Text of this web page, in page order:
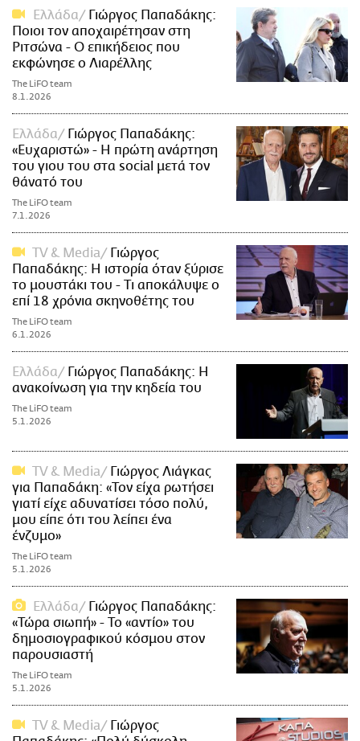
Ελλάδα
Γιώργος Παπαδάκης:
Ποιοι τον αποχαιρέτησαν στη
Ριτσώνα - Ο επικήδειος που
εκφώνησε ο Λιαρέλλης
The LiFO team
8.1.2026
Ελλάδα
Γιώργος Παπαδάκης:
«Ευχαριστώ» - Η πρώτη ανάρτηση
του γιου του στα social μετά τον
θάνατό του
The LiFO team
7.1.2026
TV & Media
Γιώργος
Παπαδάκης: Η ιστορία όταν ξύρισε
το μουστάκι του - Τι αποκάλυψε ο
επί 18 χρόνια σκηνοθέτης του
The LiFO team
6.1.2026
Ελλάδα
Γιώργος Παπαδάκης: Η
ανακοίνωση για την κηδεία του
The LiFO team
5.1.2026
TV & Media
Γιώργος Λιάγκας
για Παπαδάκη: «Τον είχα ρωτήσει
γιατί είχε αδυνατίσει τόσο πολύ,
μου είπε ότι του λείπει ένα
ένζυμο»
The LiFO team
5.1.2026
Ελλάδα
Γιώργος Παπαδάκης:
«Τώρα σιωπή» - Το «αντίο» του
δημοσιογραφικού κόσμου στον
παρουσιαστή
The LiFO team
5.1.2026
TV & Media
Γιώργος